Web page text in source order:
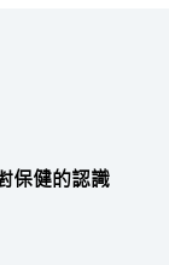
保健的認識